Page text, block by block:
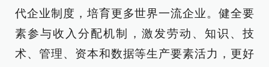
代企业制度，培育更多世界一流企业。健全要
素参与收入分配机制，激发劳动、知识、技
术、管理、资本和数据等生产要素活力，更好